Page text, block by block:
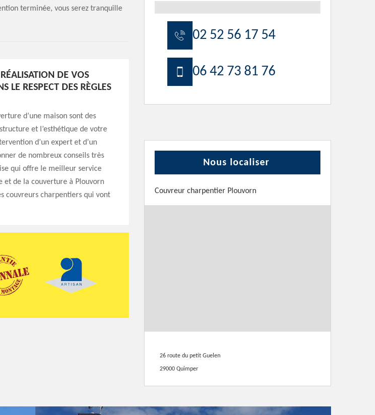
terminée, vous serez tranquille
DE VOS
LE RESPECT DES RÈGLES
d’une maison sont des
et l’esthétique de votre
d’un expert et d’un
de nombreux conseils très
qui offre le meilleur service
de la couverture à Plouvorn
couvreurs charpentiers qui vont
02 52 56 17 54
06 42 73 81 76
Nous localiser
Couvreur charpentier Plouvorn
26 route du petit Guelen
29000 Quimper